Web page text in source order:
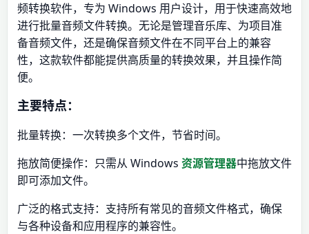
频转换软件，专为 Windows 用户设计，用于快速高效地
进行批量音频文件转换。无论是管理音乐库、为项目准
备音频文件，还是确保音频文件在不同平台上的兼容
性，这款软件都能提供高质量的转换效果，并且操作简
便。
主要特点：
批量转换：一次转换多个文件，节省时间。
拖放简便操作：只需从 Windows 资源管理器中拖放文件
即可添加文件。
广泛的格式支持：支持所有常见的音频文件格式，确保
与各种设备和应用程序的兼容性。